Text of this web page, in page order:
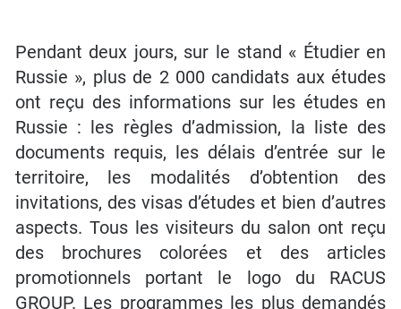
Pendant deux jours, sur le stand « Étudier en
Russie », plus de 2 000 candidats aux études
ont reçu des informations sur les études en
Russie : les règles d’admission, la liste des
documents requis, les délais d’entrée sur le
territoire, les modalités d’obtention des
invitations, des visas d’études et bien d’autres
aspects. Tous les visiteurs du salon ont reçu
des brochures colorées et des articles
promotionnels portant le logo du RACUS
GROUP. Les programmes les plus demandés